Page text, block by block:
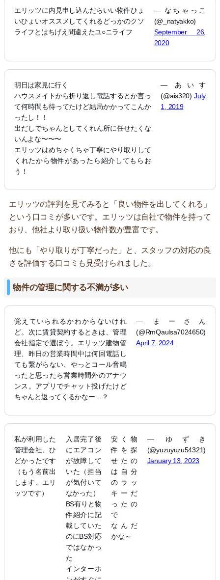
エリッツに内見申し込んだらいい物件ひょ
いひょいオススメしてくれるどっかのクソ
ライフとはちげえ間違えたユ○ニライフ
— なちゃっこ
(@_natyakko)
September 26,
2020
明日は家見に行く
ハウスメイトから折り返し電話するとか言っ
て何時間も待ってたけど結局かかってこんか
ったし！！
出だしでちゃんとしてくれん所に任せたくな
いんよな〜〜〜
エリッツはめちゃくちゃ丁寧にやり取りして
くれたから物件があったら紹介してもらお
う！
— あいす
(@ais320)July
1, 2019
エリッツの評判を見てみると「良い物件を出してくれる」
という口コミが多いです。エリッツは自社で物件を持って
おり、他社より取り扱い物件数が豊富です。
他にも「やり取りが丁寧だった」と、スタッフの対応の良
さを評価する口コミも見受けられました。
物件の管理に関する不満が多い
覚えていられるかわからないけれ
ど。次に賃貸契約するときは、管理
会社指定で選ぼう。エリッツ建物管
理、昨日の営業時間中は何回電話し
ても繋がらない、やっとコール音鳴
ったと思ったら営業時間外のアナウ
ンス。アプリでチャット投げたけど
ちゃんと返ってくるかなー…？
— まーさん
(@RmQaulsa7024650)
April 7, 2024
私が利用した
管理会社、ひ
どかったです
（もう名前出
します、エリ
ッツです）
入居完了後
にエアコン
が故障して
いた（担当
が気付いて
なかった）
BS有りと物
件紹介に記
載していた
のにBS対応
ではなかっ
た
インターホ
安く物
件を探
せたの
は自分
のラッ
キーだ
ったの
で
なんだ
かな～
— ゆずき
(@yuzuyuzu54321)
January 13, 2023